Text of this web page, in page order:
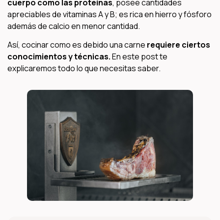
cuerpo como las proteínas, posee cantidades
apreciables de vitaminas A y B; es rica en hierro y fósforo
además de calcio en menor cantidad.
Así, cocinar como es debido una carne requiere ciertos
conocimientos y técnicas.En este post te
explicaremos todo lo que necesitas saber.